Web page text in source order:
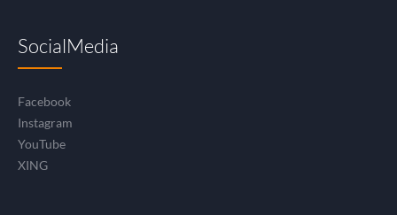
SocialMedia
Facebook
Instagram
YouTube
XING